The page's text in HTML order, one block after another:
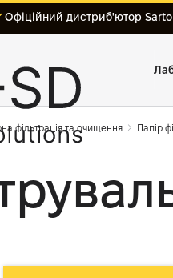
Офіційний дистриб'ютор
фільтрація та очищення Папір